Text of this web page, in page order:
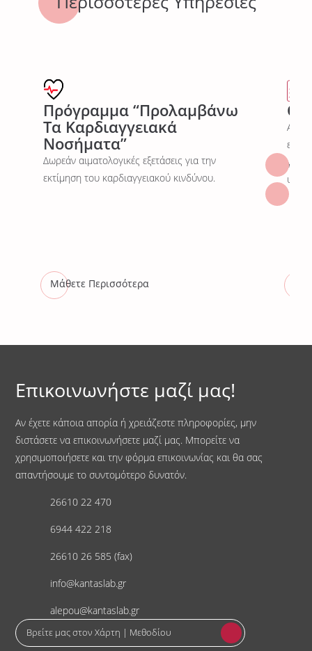
Πρόγραμμα “Προλαμβάνω
Τα Καρδιαγγειακά
Νοσήματα”
Δωρεάν αιματολογικές εξετάσεις για την
εκτίμηση του καρδιαγγειακού κινδύνου.
Μάθετε Περισσότερα
για
Επικοινωνήστε μαζί μας!
Αν έχετε κάποια απορία ή χρειάζεστε πληροφορίες, μην
διστάσετε να επικοινωνήσετε μαζί μας. Μπορείτε να
χρησιμοποιήσετε και την φόρμα επικοινωνίας και θα σας
απαντήσουμε το συντομότερο δυνατόν.
26610 22 470
6944 422 218
26610 26 585 (fax)
info@kantaslab.gr
alepou@kantaslab.gr
Βρείτε μας στον Χάρτη | Μεθοδίου